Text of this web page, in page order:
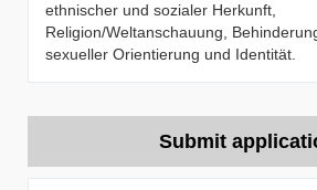
ethnischer und sozialer Herkunft,
Religion/Weltanschauung,
sexueller Orientierung und Identität.
Submit